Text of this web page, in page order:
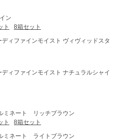
ン
ト
8箱セット
ディファインモイスト ヴィヴィッドスタ
ディファインモイスト ナチュラルシャイ
ミネート リッチブラウン
ト
8箱セット
ミネート ライトブラウン